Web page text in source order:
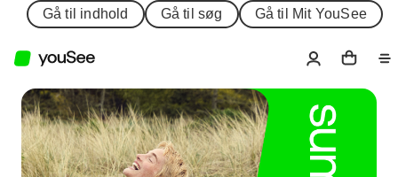
Gå til indhold Gå til søg Gå til Mit YouSee